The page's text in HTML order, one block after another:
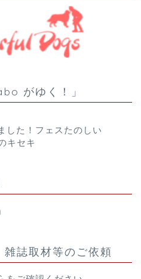
がゆく！」
した！フェスたのしい
キセキ
誌取材等のご依頼